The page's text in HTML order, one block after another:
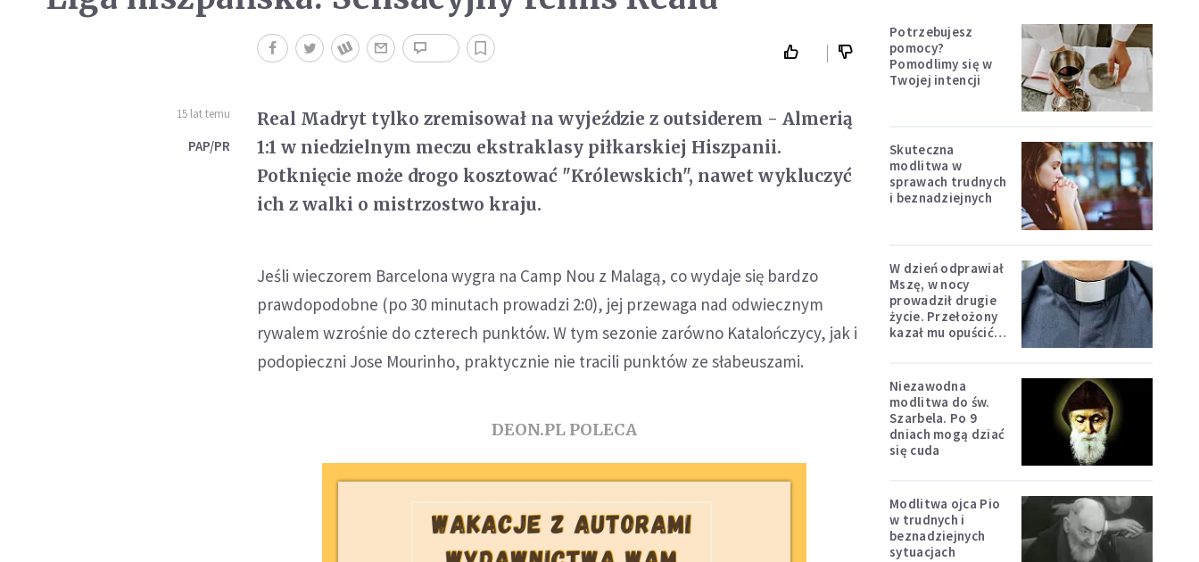
15 lat temu
PAP/PR
Real Madryt tylko zremisował na wyjeździe z outsiderem - Almerią
1:1 w niedzielnym meczu ekstraklasy piłkarskiej Hiszpanii.
Potknięcie może drogo kosztować "Królewskich", nawet wykluczyć
ich z walki o mistrzostwo kraju.
Jeśli wieczorem Barcelona wygra na Camp Nou z Malagą, co wydaje się bardzo
prawdopodobne (po 30 minutach prowadzi 2:0), jej przewaga nad odwiecznym
rywalem wzrośnie do czterech punktów. W tym sezonie zarówno Katalończycy, jak i
podopieczni Jose Mourinho, praktycznie nie tracili punktów ze słabeuszami.
DEON.PL POLECA
Potrzebujesz
pomocy?
Pomodlimy się w
Twojej intencji
Skuteczna
modlitwa w
sprawach trudnych
i beznadziejnych
W dzień odprawiał
Mszę, w nocy
prowadził drugie
życie. Przełożony
kazał mu opuścić
Niezawodna
modlitwa do św.
Szarbela. Po 9
dniach mogą dziać
się cuda
Modlitwa ojca Pio
w trudnych i
beznadziejnych
sytuacjach